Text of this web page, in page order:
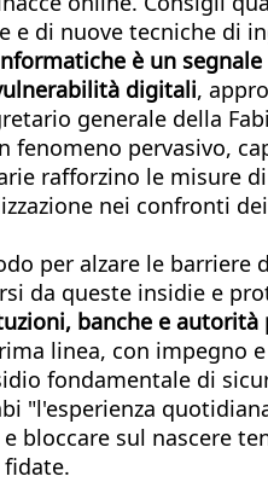
di nuove tecniche di
è un
digitali,
generale della
pervasivo,
rafforzino le misure
nei confronti
per alzare le
da queste insidie e
banche e
linea, con
fondamentale di
"l'esperienza
bloccare sul